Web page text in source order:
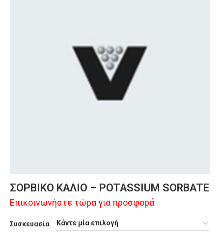
ΣΟΡΒΙΚΟ ΚΑΛΙΟ – POTASSIUM SORBATE
Επικοινωνήστε τώρα για προσφορά
Συσκευασία